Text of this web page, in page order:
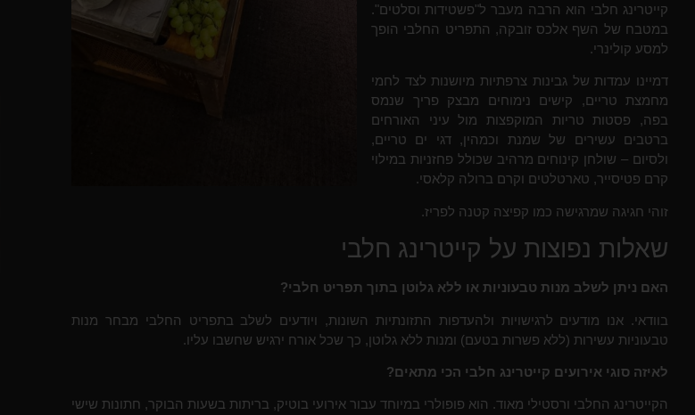
קייטרינג חלבי הוא הרבה מעבר ל"פשטידות וסלטים".
במטבח של השף אלכס זובקה, התפריט החלבי הופך
למסע קולינרי.
דמיינו עמדות של גבינות צרפתיות מיושנות לצד לחמי
מחמצת טריים, קישים נימוחים מבצק פריך שנמס
בפה, פסטות טריות המוקפצות מול עיני האורחים
ברטבים עשירים של שמנת וכמהין, דגי ים טריים,
ולסיום – שולחן קינוחים מרהיב שכולל פחזניות במילוי
קרם פטיסייר, טארטלטים וקרם ברולה קלאסי.
זוהי חגיגה שמרגישה כמו קפיצה קטנה לפריז.
שאלות נפוצות על קייטרינג חלבי
האם ניתן לשלב מנות טבעוניות או ללא גלוטן בתוך תפריט חלבי?
בוודאי. אנו מודעים לרגישויות ולהעדפות התזונתיות השונות, ויודעים לשלב בתפריט החלבי מבחר מנות
טבעוניות עשירות (ללא פשרות בטעם) ומנות ללא גלוטן, כך שכל אורח ירגיש שחשבו עליו.
לאיזה סוגי אירועים קייטרינג חלבי הכי מתאים?
הקייטרינג החלבי ורסטילי מאוד. הוא פופולרי במיוחד עבור אירועי בוטיק, בריתות בשעות הבוקר, חתונות שישי